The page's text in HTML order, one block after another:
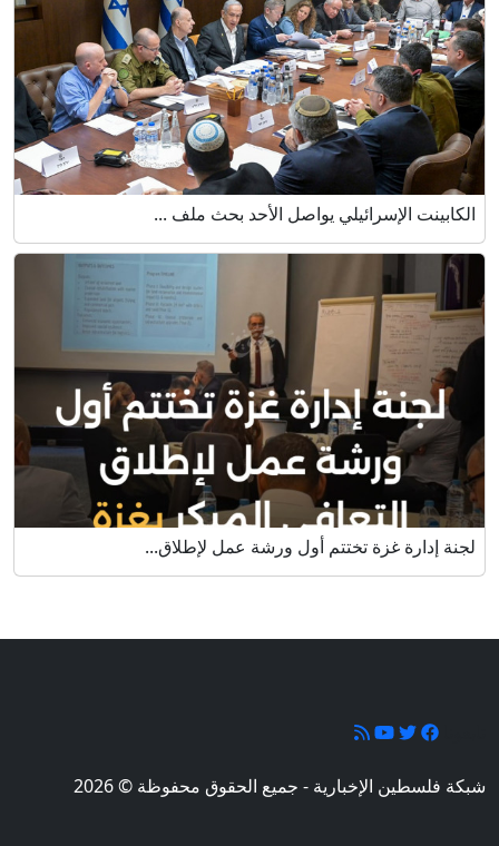
الكابينت الإسرائيلي يواصل الأحد بحث ملف ...
لجنة إدارة غزة تختتم أول ورشة عمل لإطلاق...
شبكة فلسطين الإخبارية - جميع الحقوق محفوظة © 2026